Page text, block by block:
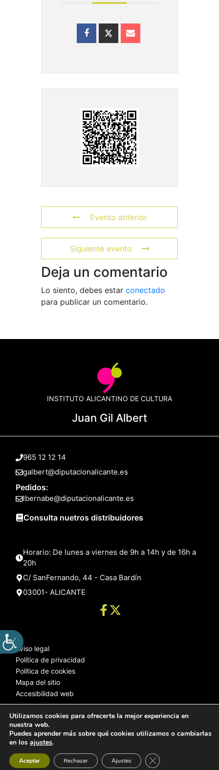
Evento anterior
Siguiente evento
Deja un comentario
Lo siento, debes estar conectado
para publicar un comentario.
INSTITUTO ALICANTINO DE CULTURA
Juan Gil Albert
965 12 12 14
galbert@diputacionalicante.es
Pedidos:
lbernabe@diputacionalicante.es
Consulta nuetros distribuidores
Horario: De lunes a viernes de 9h a 14h y de 16h a
20h
C/ SanFernando, 44 - Casa Bardín
03001- ALICANTE
Aviso legal
Política de privacidad
Política de cookies
Mapa del sitio
Accesibilidad web
© 2025 Web desarrollada por el Servicio de Informática de Diputación
Utilizamos cookies para ofrecerte la mejor experiencia en
nuestra web.
Puedes aprender más sobre qué cookies utilizamos o cambiarlas
en los ajustes.
Aceptar Rechazar Ajustes Cerrar el banner de